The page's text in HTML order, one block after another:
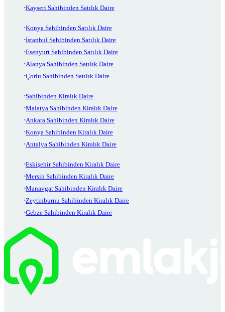
Kayseri Sahibinden Satılık Daire
Konya Sahibinden Satılık Daire
İstanbul Sahibinden Satılık Daire
Esenyurt Sahibinden Satılık Daire
Alanya Sahibinden Satılık Daire
Çorlu Sahibinden Satılık Daire
Sahibinden Kiralık Daire
Malatya Sahibinden Kiralık Daire
Ankara Sahibinden Kiralık Daire
Konya Sahibinden Kiralık Daire
Antalya Sahibinden Kiralık Daire
Eskişehir Sahibinden Kiralık Daire
Mersin Sahibinden Kiralık Daire
Manavgat Sahibinden Kiralık Daire
Zeytinburnu Sahibinden Kiralık Daire
Gebze Sahibinden Kiralık Daire